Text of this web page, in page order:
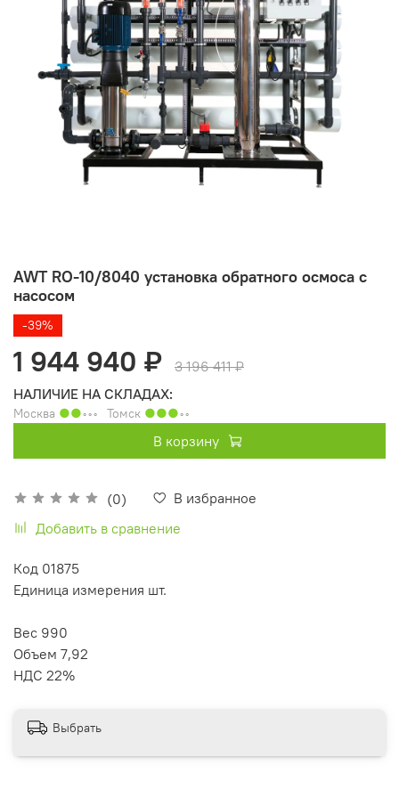
AWT RO-10/8040 установка обратного осмоса с
насосом
(0)
В избранное
Добавить в сравнение
-39%
1 944 940 ₽
3 196 411 ₽
НАЛИЧИЕ НА СКЛАДАХ:
Москва ●●◦◦◦ Томск ●●●◦◦
В корзину
Код 01875
Единица измерения шт.
Вес 990
Объем 7,92
НДС 22%
Выбрать